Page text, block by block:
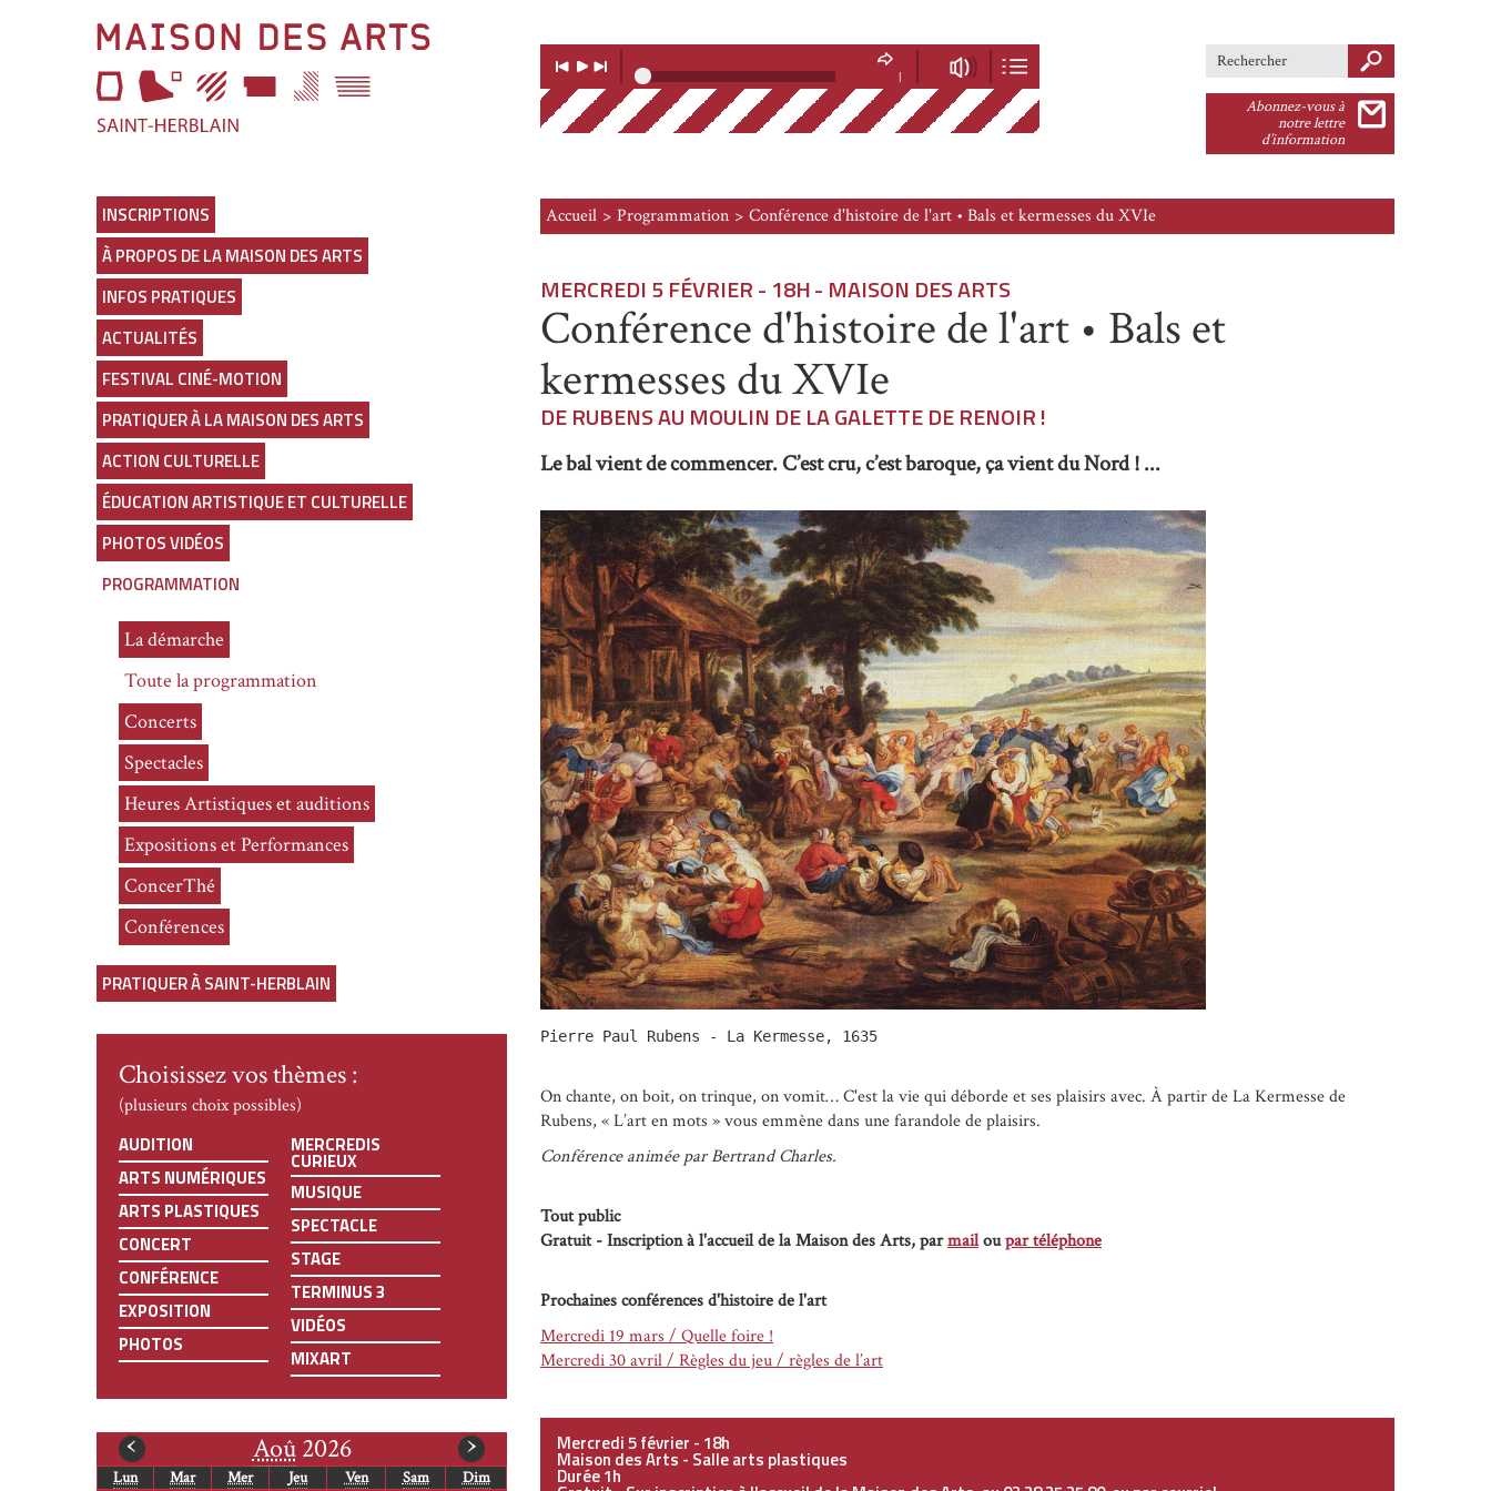
Maison
des
Arts
page
d'accueil
Lecteur
Soundcloud
Musique
précédente
LectureMusique
suivante
Volume
|
Formulaire de
recherche
Search this site
Abonnez-vous à
notre lettre
d’information
INSCRIPTIONS
À PROPOS DE LA MAISON DES ARTS
INFOS PRATIQUES
ACTUALITÉS
FESTIVAL CINÉ-MOTION
PRATIQUER À LA MAISON DES ARTS
ACTION CULTURELLE
ÉDUCATION ARTISTIQUE ET CULTURELLE
PHOTOS VIDÉOS
PROGRAMMATION
La démarche
Toute la programmation
Concerts
Spectacles
Heures Artistiques et auditions
Expositions et Performances
ConcerThé
Conférences
PRATIQUER À SAINT-HERBLAIN
Choisissez vos thèmes :
(plusieurs choix possibles)
AUDITION
ARTS NUMÉRIQUES
ARTS PLASTIQUES
CONCERT
CONFÉRENCE
EXPOSITION
PHOTOS
MERCREDIS
CURIEUX
MUSIQUE
SPECTACLE
STAGE
TERMINUS 3
VIDÉOS
MIXART
Aoû2026
‹mois
›mois
Lun Mar Mer Jeu Ven Sam Dim
Accueil Programmation Conférence d'histoire de l'art • Bals et kermesses du XVIe
MERCREDI 5 FÉVRIER - 18H- MAISON DES ARTS
Conférence d'histoire de l'art • Bals et
kermesses du XVIe
DE RUBENS AU MOULIN DE LA GALETTE DE RENOIR !
Le bal vient de commencer. C’est cru, c’est baroque, ça vient du Nord ! ...
Pierre Paul Rubens - La Kermesse, 1635
On chante, on boit, on trinque, on vomit… C'est la vie qui déborde et ses plaisirs avec. À partir de La Kermesse de
Rubens, « L’art en mots » vous emmène dans une farandole de plaisirs.
Conférence animée par Bertrand Charles.
Tout public
Gratuit - Inscription à l'accueil de la Maison des Arts, parmailoupar téléphone
Prochaines conférences d'histoire de l'art
Mercredi 19 mars / Quelle foire !
Mercredi 30 avril / Règles du jeu / règles de l’art
Mercredi 5 février - 18h
Maison des Arts - Salle arts plastiques
Durée 1h